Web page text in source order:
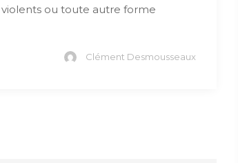
ou toute autre forme
Clément Desmousseaux